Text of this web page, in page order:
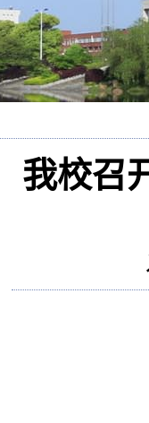
我校召